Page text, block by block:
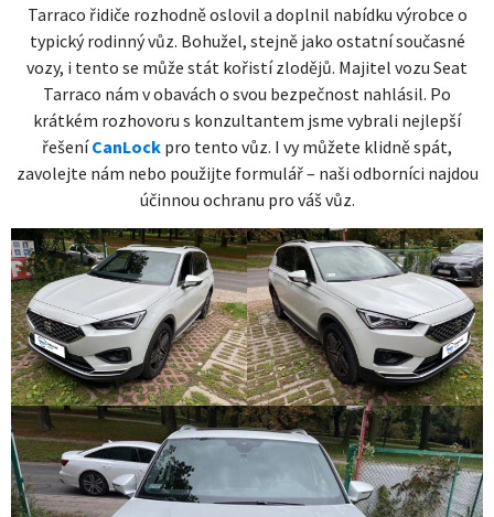
Tarraco řidiče rozhodně oslovil a doplnil nabídku výrobce o
typický rodinný vůz. Bohužel, stejně jako ostatní současné
vozy, i tento se může stát kořistí zlodějů. Majitel vozu Seat
Tarraco nám v obavách o svou bezpečnost nahlásil. Po
krátkém rozhovoru s konzultantem jsme vybrali nejlepší
řešeníCanLock pro tento vůz. I vy můžete klidně spát,
zavolejte nám nebo použijte formulář – naši odborníci najdou
účinnou ochranu pro váš vůz.